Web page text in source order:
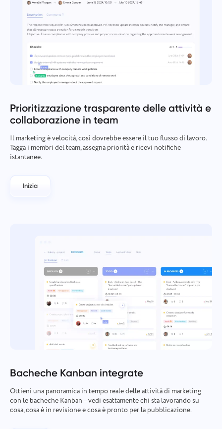
Prioritizzazione trasparente delle attività e
collaborazione in team
Il marketing è velocità, così dovrebbe essere il tuo flusso di lavoro.
Tagga i membri del team, assegna priorità e ricevi notifiche
istantanee.
Inizia
Bacheche Kanban integrate
Ottieni una panoramica in tempo reale delle attività di marketing
con le bacheche Kanban – vedi esattamente chi sta lavorando su
cosa, cosa è in revisione e cosa è pronto per la pubblicazione.